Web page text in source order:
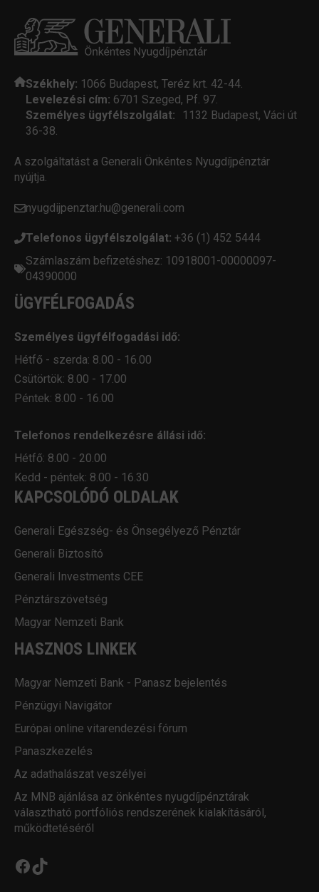
Székhely: 1066 Budapest, Teréz krt. 42-44.
Levelezési cím: 6701 Szeged, Pf. 97.
Személyes ügyfélszolgálat: 1132 Budapest, Váci út
36-38.
A szolgáltatást a Generali Önkéntes Nyugdíjpénztár
nyújtja.
nyugdijpenztar.hu@generali.com
Telefonos ügyfélszolgálat: +36 (1) 452 5444
Számlaszám befizetéshez: 10918001-00000097-
04390000
ÜGYFÉLFOGADÁS
Személyes ügyfélfogadási idő:
Hétfő - szerda: 8.00 - 16.00
Csütörtök: 8.00 - 17.00
Péntek: 8.00 - 16.00
Telefonos rendelkezésre állási idő:
Hétfő: 8.00 - 20.00
Kedd - péntek: 8.00 - 16.30
KAPCSOLÓDÓ OLDALAK
Generali Egészség- és Önsegélyező Pénztár
Generali Biztosító
Generali Investments CEE
Pénztárszövetség
Magyar Nemzeti Bank
HASZNOS LINKEK
Magyar Nemzeti Bank - Panasz bejelentés
Pénzügyi Navigátor
Európai online vitarendezési fórum
Panaszkezelés
Az adathalászat veszélyei
Az MNB ajánlása az önkéntes nyugdíjpénztárak
választható portfóliós rendszerének kialakításáról,
működtetéséről
Facebook
TikTok